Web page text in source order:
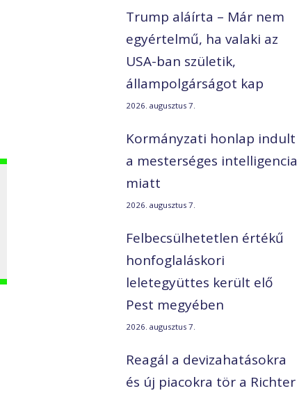
Trump aláírta – Már nem
egyértelmű, ha valaki az
USA-ban születik,
állampolgárságot kap
2026. augusztus 7.
Kormányzati honlap indult
a mesterséges intelligencia
miatt
2026. augusztus 7.
Felbecsülhetetlen értékű
honfoglaláskori
leletegyüttes került elő
Pest megyében
2026. augusztus 7.
Reagál a devizahatásokra
és új piacokra tör a Richter